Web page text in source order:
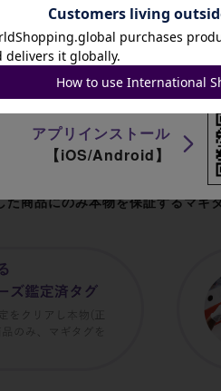
フェッショナル真贋鑑定サー
商品にのみ本物を保証するマギ
招待コード
JA9XS8
アプリインストール
【iOS/Android】